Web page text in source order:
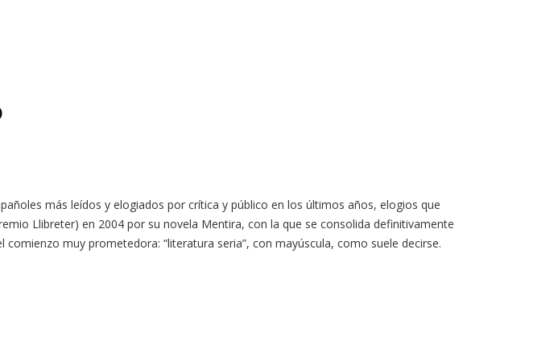
más leídos y elogiados por crítica y público en los últimos años, elogios que
Llibreter) en 2004 por su novela Mentira, con la que se consolida definitivamente
muy prometedora: “literatura seria”, con mayúscula, como suele decirse.